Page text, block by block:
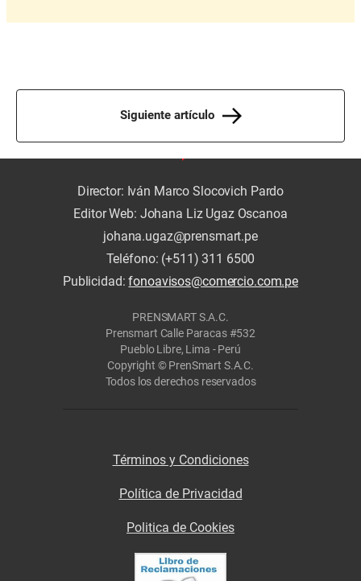
Siguiente artículo
Director: Iván Marco Slocovich Pardo
Editor Web: Johana Liz Ugaz Oscanoa
johana.ugaz@prensmart.pe
Teléfono: (+511) 311 6500
Publicidad:fonoavisos@comercio.com.pe
PRENSMART S.A.C.
Prensmart Calle Paracas #532
Pueblo Libre, Lima - Perú
Copyright © PrenSmart S.A.C.
Todos los derechos reservados
Términos y Condiciones
Política de Privacidad
Politica de Cookies